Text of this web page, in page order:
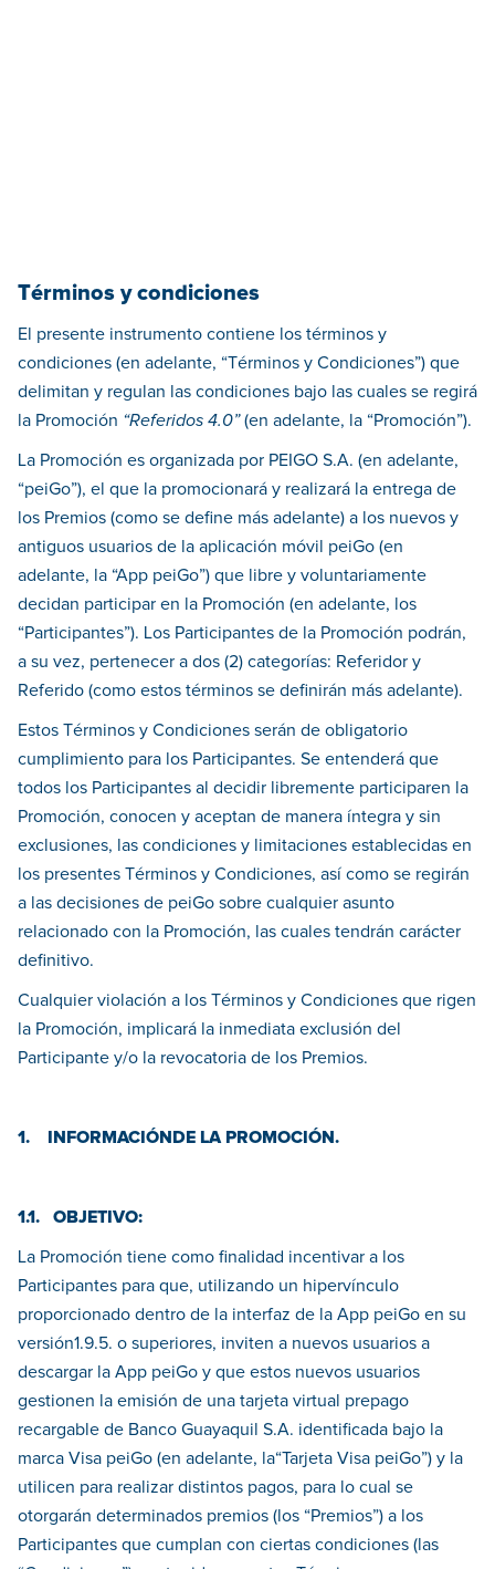
Términos y condiciones
El presente instrumento contiene los términos y
condiciones (en adelante, “Términos y Condiciones”) que
delimitan y regulan las condiciones bajo las cuales se regirá
la Promoción “Referidos 4.0”(en adelante, la “Promoción”).
La Promoción es organizada por PEIGO S.A. (en adelante,
“peiGo”), el que la promocionará y realizará la entrega de
los Premios (como se define más adelante) a los nuevos y
antiguos usuarios de la aplicación móvil peiGo (en
adelante, la “App peiGo”) que libre y voluntariamente
decidan participar en la Promoción (en adelante, los
“Participantes”). Los Participantes de la Promoción podrán,
a su vez, pertenecer a dos (2) categorías: Referidor y
Referido (como estos términos se definirán más adelante).
Estos Términos y Condiciones serán de obligatorio
cumplimiento para los Participantes. Se entenderá que
todos los Participantes al decidir libremente participaren la
Promoción, conocen y aceptan de manera íntegra y sin
exclusiones, las condiciones y limitaciones establecidas en
los presentes Términos y Condiciones, así como se regirán
a las decisiones de peiGo sobre cualquier asunto
relacionado con la Promoción, las cuales tendrán carácter
definitivo.
Cualquier violación a los Términos y Condiciones que rigen
la Promoción, implicará la inmediata exclusión del
Participante y/o la revocatoria de los Premios.
1. INFORMACIÓNDE LA PROMOCIÓN.
1.1. OBJETIVO:
La Promoción tiene como finalidad incentivar a los
Participantes para que, utilizando un hipervínculo
proporcionado dentro de la interfaz de la App peiGo en su
versión1.9.5. o superiores, inviten a nuevos usuarios a
descargar la App peiGo y que estos nuevos usuarios
gestionen la emisión de una tarjeta virtual prepago
recargable de Banco Guayaquil S.A. identificada bajo la
marca Visa peiGo (en adelante, la“Tarjeta Visa peiGo”) y la
utilicen para realizar distintos pagos, para lo cual se
otorgarán determinados premios (los “Premios”) a los
Participantes que cumplan con ciertas condiciones (las